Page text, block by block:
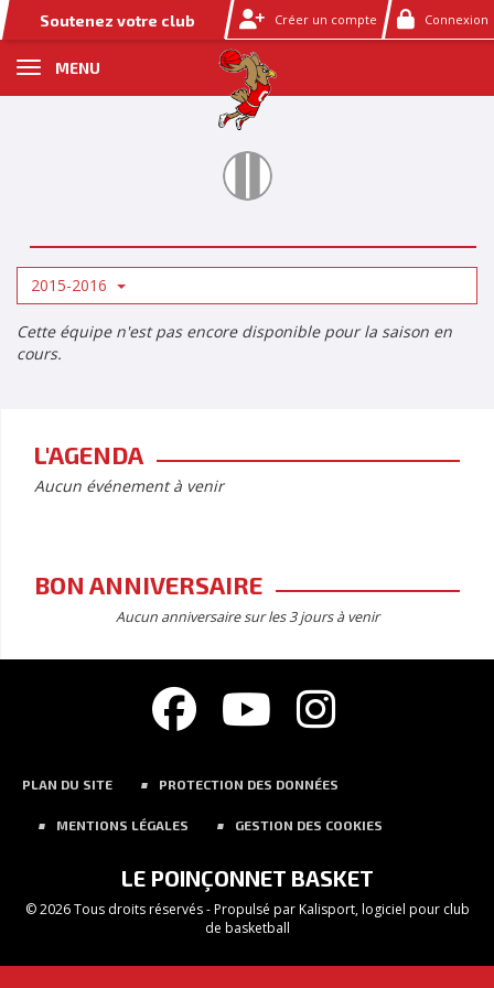
Soutenez votre club Créer un compte Connexion
MENU
2015-2016
Cette équipe n'est pas encore disponible pour la saison en
cours.
L'AGENDA
Aucun événement à venir
BON ANNIVERSAIRE
Aucun anniversaire sur les 3 jours à venir
PLAN DU SITE PROTECTION DES DONNÉES
MENTIONS LÉGALES GESTION DES COOKIES
LE POINÇONNET BASKET
© 2026 Tous droits réservés - Propulsé parKalisport, logiciel pour club
de basketball
Panneau de gestion des cookies